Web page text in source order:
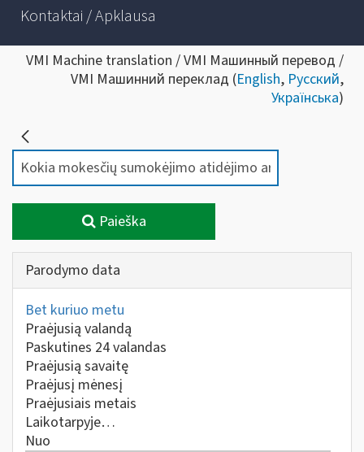
Kontaktai / Apklausa
VMI Machine translation / VMI Машинный перевод /
VMI Машинний переклад (English, Русский,
Українська)
Paieška
Parodymo data
Bet kuriuo metu
Praėjusią valandą
Paskutines 24 valandas
Praėjusią savaitę
Praėjusį mėnesį
Praėjusiais metais
Laikotarpyje…
Nuo